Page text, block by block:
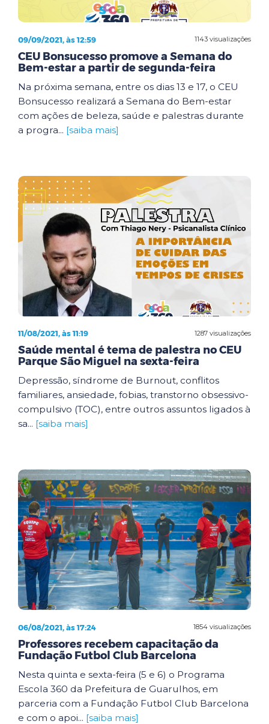
1143 visualizações
09/09/2021, às 12:59
CEU Bonsucesso promove a Semana do
Bem-estar a partir de segunda-feira
Na próxima semana, entre os dias 13 e 17, o CEU
Bonsucesso realizará a Semana do Bem-estar
com ações de beleza, saúde e palestras durante
a progra... [saiba mais]
1287 visualizações
11/08/2021, às 11:19
Saúde mental é tema de palestra no CEU
Parque São Miguel na sexta-feira
Depressão, síndrome de Burnout, conflitos
familiares, ansiedade, fobias, transtorno obsessivo-
compulsivo (TOC), entre outros assuntos ligados à
sa... [saiba mais]
1854 visualizações
06/08/2021, às 17:24
Professores recebem capacitação da
Fundação Futbol Club Barcelona
Nesta quinta e sexta-feira (5 e 6) o Programa
Escola 360 da Prefeitura de Guarulhos, em
parceria com a Fundação Futbol Club Barcelona
e com o apoi... [saiba mais]